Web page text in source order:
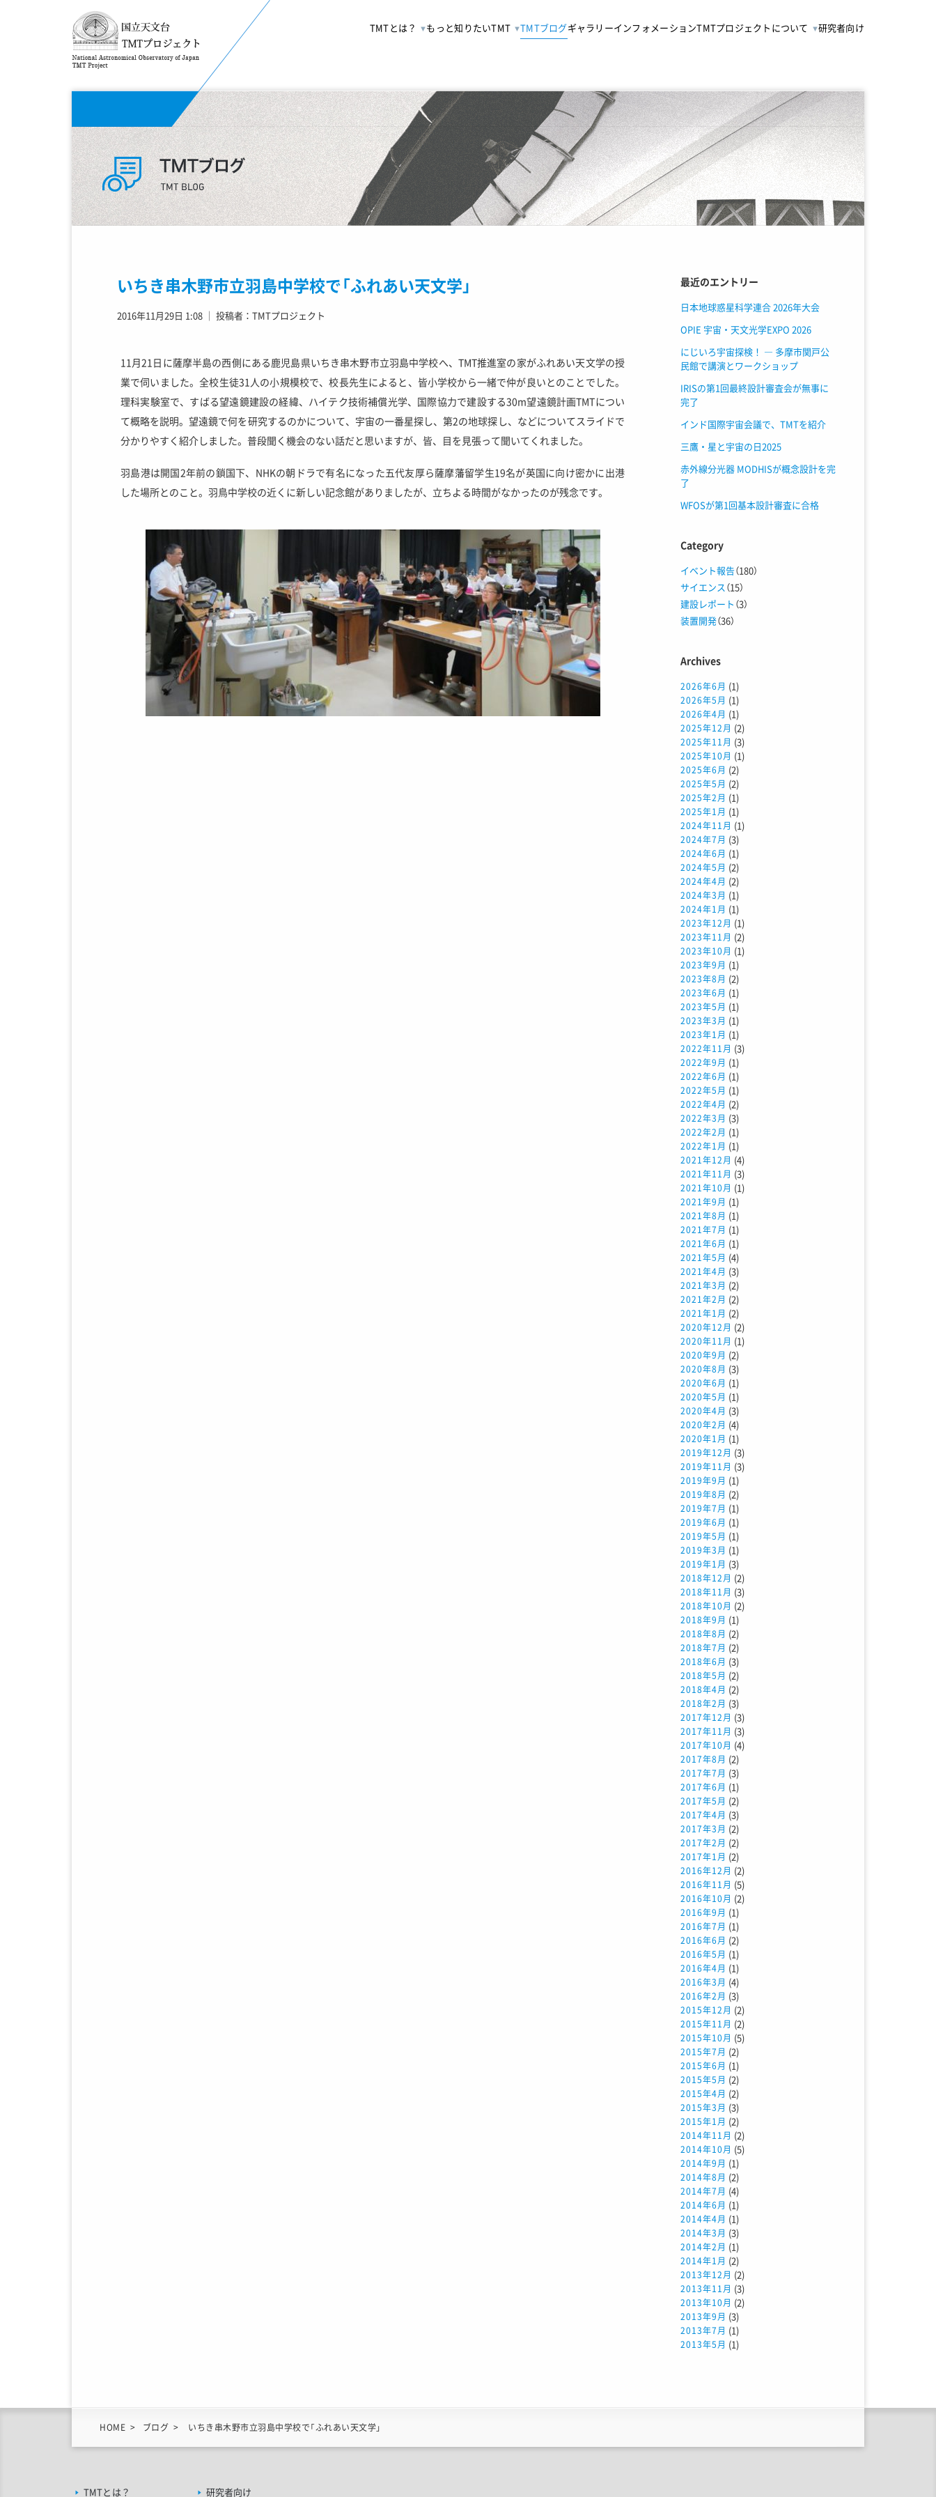
TMTとは？ もっと知りたいTMT TMTブログギャラリーインフォメーションTMTプロジェクトについて 研究者向け
いちき串木野市立羽島中学校で「ふれあい天文学」
2016年11月29日 1:08 │ 投稿者：TMTプロジェクト
11月21日に薩摩半島の西側にある鹿児島県いちき串木野市立羽島中学校へ、TMT推進室の家がふれあい天文学の授
業で伺いました。全校生徒31人の小規模校で、校長先生によると、皆小学校から一緒で仲が良いとのことでした。
理科実験室で、すばる望遠鏡建設の経緯、ハイテク技術補償光学、国際協力で建設する30m望遠鏡計画TMTについ
て概略を説明。望遠鏡で何を研究するのかについて、宇宙の一番星探し、第2の地球探し、などについてスライドで
分かりやすく紹介しました。普段聞く機会のない話だと思いますが、皆、目を見張って聞いてくれました。
羽島港は開国2年前の鎖国下、NHKの朝ドラで有名になった五代友厚ら薩摩藩留学生19名が英国に向け密かに出港
した場所とのこと。羽鳥中学校の近くに新しい記念館がありましたが、立ちよる時間がなかったのが残念です。
最近のエントリー
日本地球惑星科学連合 2026年大会
OPIE 宇宙・天文光学EXPO 2026
にじいろ宇宙探検！ ― 多摩市関戸公
民館で講演とワークショップ
IRISの第1回最終設計審査会が無事に
完了
インド国際宇宙会議で、TMTを紹介
三鷹・星と宇宙の日2025
赤外線分光器 MODHISが概念設計を完
了
WFOSが第1回基本設計審査に合格
Category
イベント報告（180）
サイエンス （15）
建設レポート （3）
装置開発（36）
Archives
2026年6月 (1)
2026年5月 (1)
2026年4月 (1)
2025年12月 (2)
2025年11月 (3)
2025年10月 (1)
2025年6月 (2)
2025年5月 (2)
2025年2月 (1)
2025年1月 (1)
2024年11月 (1)
2024年7月 (3)
2024年6月 (1)
2024年5月 (2)
2024年4月 (2)
2024年3月 (1)
2024年1月 (1)
2023年12月 (1)
2023年11月 (2)
2023年10月 (1)
2023年9月 (1)
2023年8月 (2)
2023年6月 (1)
2023年5月 (1)
2023年3月 (1)
2023年1月 (1)
2022年11月 (3)
2022年9月 (1)
2022年6月 (1)
2022年5月 (1)
2022年4月 (2)
2022年3月 (3)
2022年2月 (1)
2022年1月 (1)
2021年12月 (4)
2021年11月 (3)
2021年10月 (1)
2021年9月 (1)
2021年8月 (1)
2021年7月 (1)
2021年6月 (1)
2021年5月 (4)
2021年4月 (3)
2021年3月 (2)
2021年2月 (2)
2021年1月 (2)
2020年12月 (2)
2020年11月 (1)
2020年9月 (2)
2020年8月 (3)
2020年6月 (1)
2020年5月 (1)
2020年4月 (3)
2020年2月 (4)
2020年1月 (1)
2019年12月 (3)
2019年11月 (3)
2019年9月 (1)
2019年8月 (2)
2019年7月 (1)
2019年6月 (1)
2019年5月 (1)
2019年3月 (1)
2019年1月 (3)
2018年12月 (2)
2018年11月 (3)
2018年10月 (2)
2018年9月 (1)
2018年8月 (2)
2018年7月 (2)
2018年6月 (3)
2018年5月 (2)
2018年4月 (2)
2018年2月 (3)
2017年12月 (3)
2017年11月 (3)
2017年10月 (4)
2017年8月 (2)
2017年7月 (3)
2017年6月 (1)
2017年5月 (2)
2017年4月 (3)
2017年3月 (2)
2017年2月 (2)
2017年1月 (2)
2016年12月 (2)
2016年11月 (5)
2016年10月 (2)
2016年9月 (1)
2016年7月 (1)
2016年6月 (2)
2016年5月 (1)
2016年4月 (1)
2016年3月 (4)
2016年2月 (3)
2015年12月 (2)
2015年11月 (2)
2015年10月 (5)
2015年7月 (2)
2015年6月 (1)
2015年5月 (2)
2015年4月 (2)
2015年3月 (3)
2015年1月 (2)
2014年11月 (2)
2014年10月 (5)
2014年9月 (1)
2014年8月 (2)
2014年7月 (4)
2014年6月 (1)
2014年4月 (1)
2014年3月 (3)
2014年2月 (1)
2014年1月 (2)
2013年12月 (2)
2013年11月 (3)
2013年10月 (2)
2013年9月 (3)
2013年7月 (1)
2013年5月 (1)
HOME ブログ いちき串木野市立羽島中学校で「ふれあい天文学」
TMTとは？ 研究者向け